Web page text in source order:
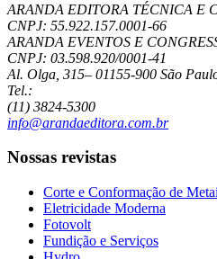
ARANDA EDITORA TÉCNICA E
CNPJ: 55.922.157.0001-66
ARANDA EVENTOS E
CNPJ: 03.598.920/0001-41
Al. Olga, 315– 01155-900 São
Tel.:
(11) 3824-5300
info@arandaeditora.com.br
Nossas revistas
Corte e Conformação de
Eletricidade Moderna
Fotovolt
Fundição e Serviços